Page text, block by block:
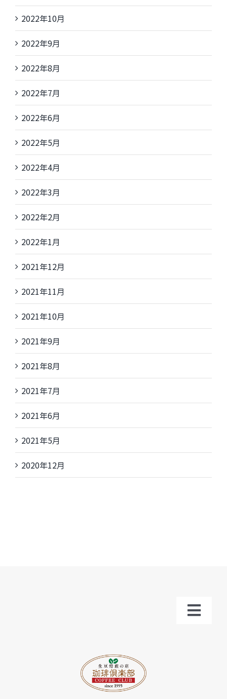
2022年10月
2022年9月
2022年8月
2022年7月
2022年6月
2022年5月
2022年4月
2022年3月
2022年2月
2022年1月
2021年12月
2021年11月
2021年10月
2021年9月
2021年8月
2021年7月
2021年6月
2021年5月
2020年12月